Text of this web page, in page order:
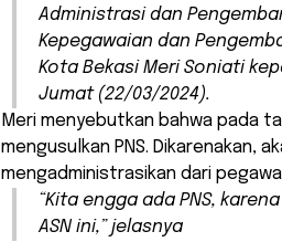
Administrasi dan
Kepegawaian dan
Kota Bekasi Meri Soniati
Jumat (22/03/2024).
Meri menyebutkan bahwa pada
mengusulkan PNS. Dikarenakan,
mengadministrasikan dari
“Kita engga ada PNS,
ASN ini,” jelasnya